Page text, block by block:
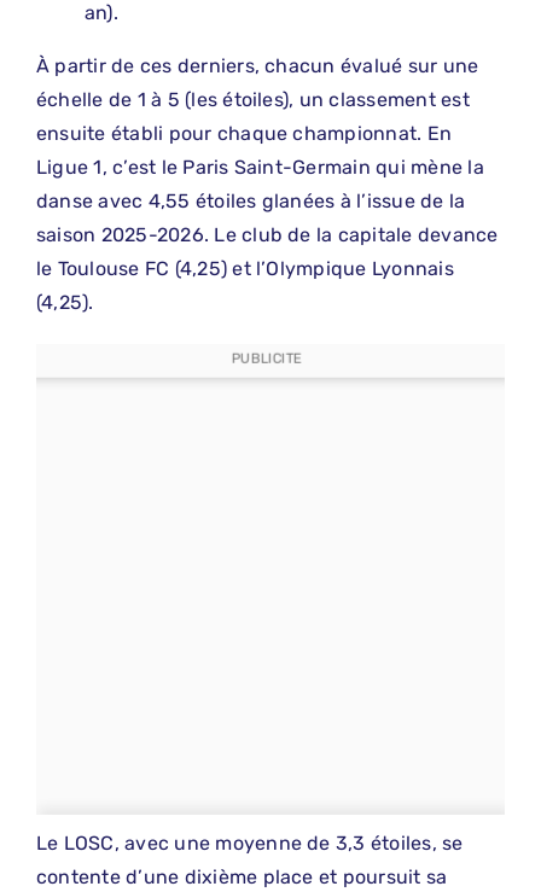
an).
À partir de ces derniers, chacun évalué sur une
échelle de 1 à 5 (les étoiles), un classement est
ensuite établi pour chaque championnat. En
Ligue 1, c’est le Paris Saint-Germain qui mène la
danse avec 4,55 étoiles glanées à l’issue de la
saison 2025-2026. Le club de la capitale devance
le Toulouse FC (4,25) et l’Olympique Lyonnais
(4,25).
PUBLICITE
Le LOSC, avec une moyenne de 3,3 étoiles, se
contente d’une dixième place et poursuit sa